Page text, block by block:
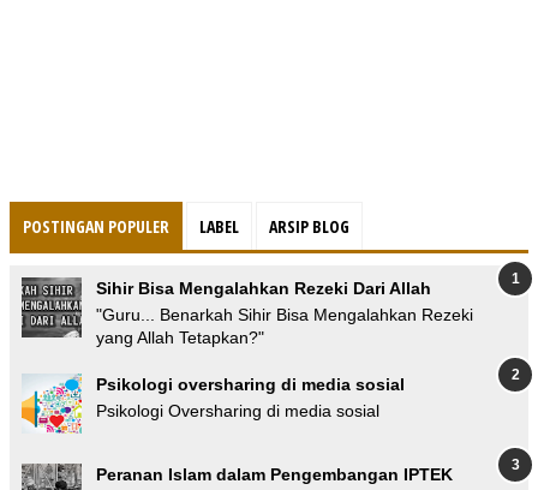
POSTINGAN POPULER LABEL ARSIP BLOG
Sihir Bisa Mengalahkan Rezeki Dari Allah
"Guru... Benarkah Sihir Bisa Mengalahkan Rezeki
yang Allah Tetapkan?"
Psikologi oversharing di media sosial
Psikologi Oversharing di media sosial
Peranan Islam dalam Pengembangan IPTEK